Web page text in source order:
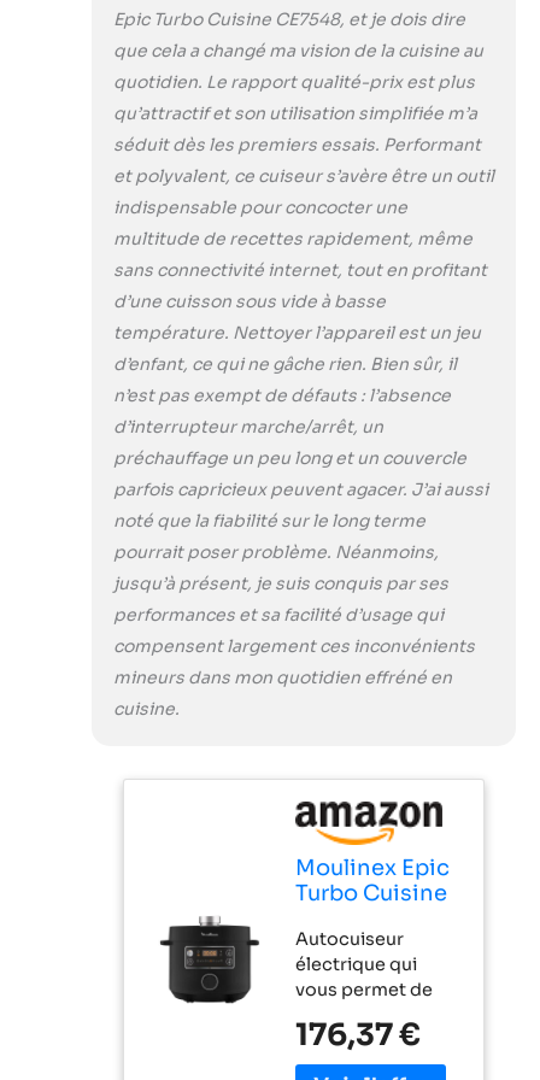
l'utilisateur
pendant la cuisson
pour éviter les
brûlures Évitez le
contact avec la
vapeur grâce au
libération de
pression sécurisé
et à la fermeture
hermétique de la
marmite Cuisson
et nettoyage
faciles avec son
revêtement anti-
adhérent durable
Le panier à vapeur,
la tasse à mesurer,
la cuillère à riz et la
louche peuvent
être retirés et
lavés au lave-
vaisselle
Epic Turbo Cuisine CE7548, et je dois dire
que cela a changé ma vision de la cuisine au
quotidien. Le rapport qualité-prix est plus
qu’attractif et son utilisation simplifiée m’a
séduit dès les premiers essais. Performant
et polyvalent, ce cuiseur s’avère être un outil
indispensable pour concocter une
multitude de recettes rapidement, même
sans connectivité internet, tout en profitant
d’une cuisson sous vide à basse
température. Nettoyer l’appareil est un jeu
d’enfant, ce qui ne gâche rien. Bien sûr, il
n’est pas exempt de défauts : l’absence
d’interrupteur marche/arrêt, un
préchauffage un peu long et un couvercle
parfois capricieux peuvent agacer. J’ai aussi
noté que la fiabilité sur le long terme
pourrait poser problème. Néanmoins,
jusqu’à présent, je suis conquis par ses
performances et sa facilité d’usage qui
compensent largement ces inconvénients
mineurs dans mon quotidien effréné en
cuisine.
Moulinex Epic
Turbo Cuisine
Autocuiseur
électrique
1090 W 10
programmes
automatiques
panier vapeur,
Autocuiseur
électrique qui
vous permet de
amis et votre
famille pendant
176,37 €